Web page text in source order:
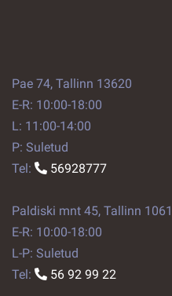
Pae 74, Tallinn 13620
E-R: 10:00-18:00
L: 11:00-14:00
P: Suletud
Tel:
56928777
Paldiski mnt 45, Tallinn
E-R: 10:00-18:00
L-P: Suletud
Tel:
56 92 99 22